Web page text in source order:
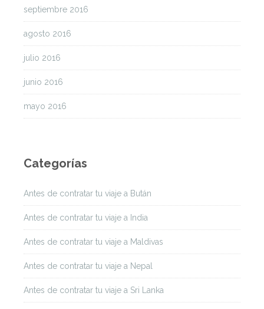
septiembre 2016
agosto 2016
julio 2016
junio 2016
mayo 2016
Categorías
Antes de contratar tu viaje a Bután
Antes de contratar tu viaje a India
Antes de contratar tu viaje a Maldivas
Antes de contratar tu viaje a Nepal
Antes de contratar tu viaje a Sri Lanka